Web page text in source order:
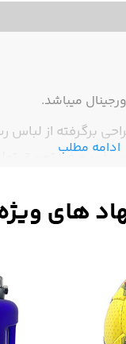
میباشد.
از لباس
و ضدتعریق
ادامه مطلب